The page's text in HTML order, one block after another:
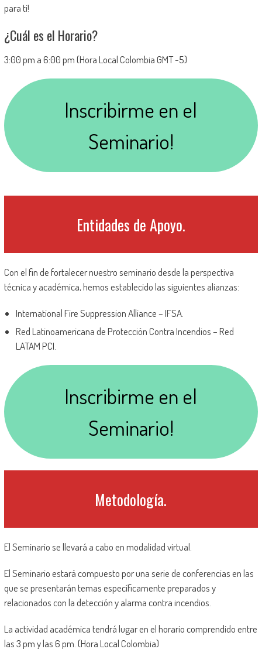
para ti!
¿Cuál es el Horario?
3:00 pm a 6:00 pm (Hora Local Colombia GMT -5)
Inscribirme en el
Seminario!
Entidades de Apoyo.
Con el fin de fortalecer nuestro seminario desde la perspectiva
técnica y académica, hemos establecido las siguientes alianzas:
International Fire Suppression Alliance – IFSA.
Red Latinoamericana de Protección Contra Incendios – Red
LATAM PCI.
Inscribirme en el
Seminario!
Metodología.
El Seminario se llevará a cabo en modalidad virtual.
El Seminario estará compuesto por una serie de conferencias en las
que se presentarán temas específicamente preparados y
relacionados con la detección y alarma contra incendios.
La actividad académica tendrá lugar en el horario comprendido entre
las 3 pm y las 6 pm. (Hora Local Colombia)